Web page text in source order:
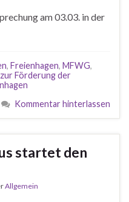
am 03.03. in der
, Freienhagen, MFWG,
Förderung der
Kommentar hinterlassen
startet den
Allgemein